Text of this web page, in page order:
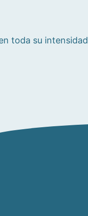
toda su intensidad